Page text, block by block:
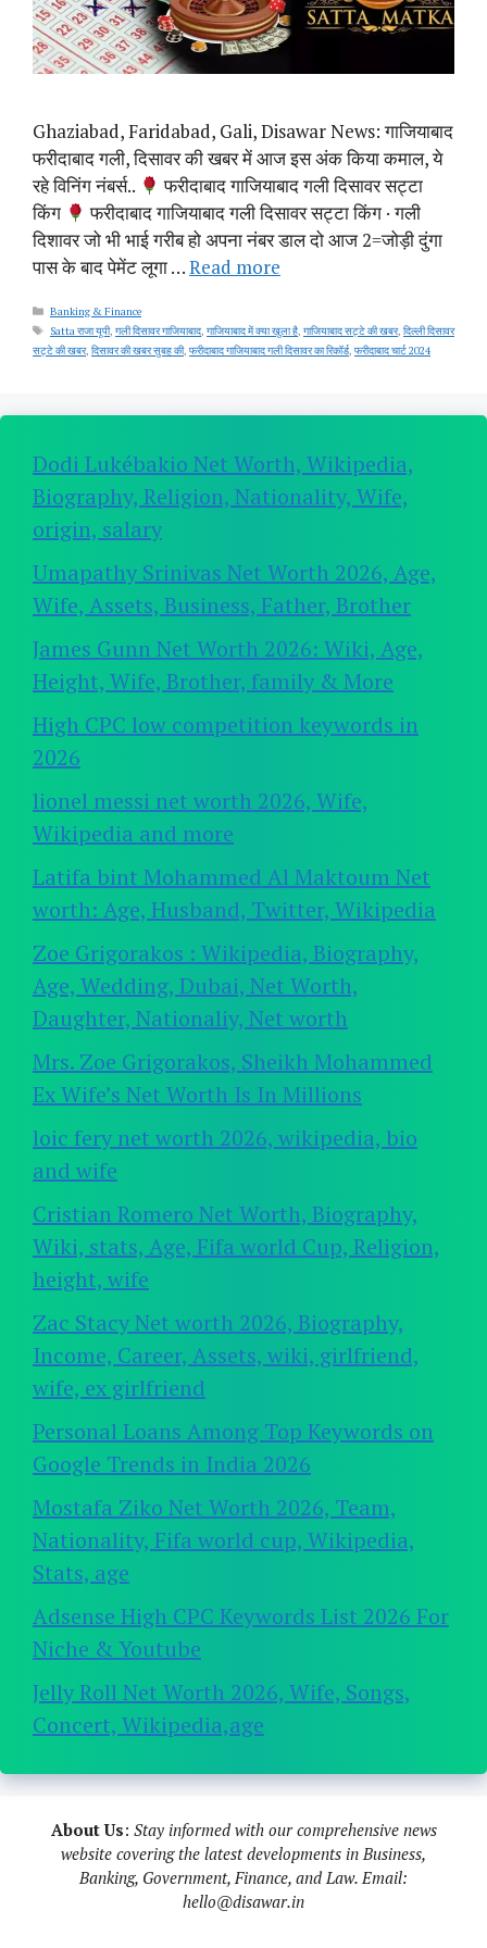
Ghaziabad, Faridabad, Gali, Disawar News: गाजियाबाद
फरीदाबाद गली, दिसावर की खबर में आज इस अंक किया कमाल, ये
रहे विनिंग नंबर्स..
फरीदाबाद गाजियाबाद गली दिसावर सट्टा
किंग
फरीदाबाद गाजियाबाद गली दिसावर सट्टा किंग · गली
दिशावर जो भी भाई गरीब हो अपना नंबर डाल दो आज 2=जोड़ी दुंगा
पास के बाद पेमेंट लूगा …Read more
Categories
Banking & Finance
Tags
Satta राजा यूपी, गली दिसावर गाजियाबाद, गाजियाबाद में क्या खुला है, गाजियाबाद सट्टे की खबर, दिल्ली दिसावर
सट्टे की खबर, दिसावर की खबर सुबह की, फरीदाबाद गाजियाबाद गली दिसावर का रिकॉर्ड, फरीदाबाद चार्ट 2024
Dodi Lukébakio Net Worth, Wikipedia,
Biography, Religion, Nationality, Wife,
origin, salary
Umapathy Srinivas Net Worth 2026, Age,
Wife, Assets, Business, Father, Brother
James Gunn Net Worth 2026: Wiki, Age,
Height, Wife, Brother, family & More
High CPC low competition keywords in
2026
lionel messi net worth 2026, Wife,
Wikipedia and more
Latifa bint Mohammed Al Maktoum Net
worth: Age, Husband, Twitter, Wikipedia
Zoe Grigorakos : Wikipedia, Biography,
Age, Wedding, Dubai, Net Worth,
Daughter, Nationaliy, Net worth
Mrs. Zoe Grigorakos, Sheikh Mohammed
Ex Wife’s Net Worth Is In Millions
loic fery net worth 2026, wikipedia, bio
and wife
Cristian Romero Net Worth, Biography,
Wiki, stats, Age, Fifa world Cup, Religion,
height, wife
Zac Stacy Net worth 2026, Biography,
Income, Career, Assets, wiki, girlfriend,
wife, ex girlfriend
Personal Loans Among Top Keywords on
Google Trends in India 2026
Mostafa Ziko Net Worth 2026, Team,
Nationality, Fifa world cup, Wikipedia,
Stats, age
Adsense High CPC Keywords List 2026 For
Niche & Youtube
Jelly Roll Net Worth 2026, Wife, Songs,
Concert, Wikipedia,age
About Us: Stay informed with our comprehensive news
website covering the latest developments in Business,
Banking, Government, Finance, and Law. Email:
hello@disawar.in